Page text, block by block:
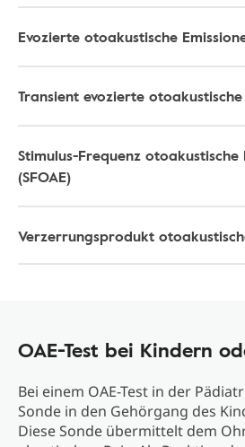
Evozierte otoakustische
Transient evozierte otoakustische
Stimulus-Frequenz otoakustische
(SFOAE)
Verzerrungsprodukt
OAE-Test bei Kindern
Bei einem OAE-Test in der
Sonde in den Gehörgang des
Diese Sonde übermittelt dem